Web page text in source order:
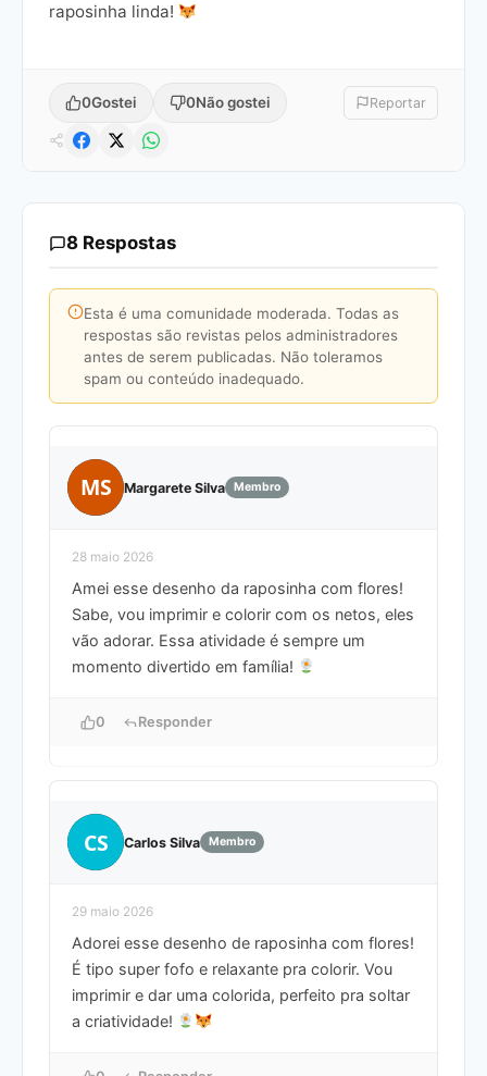
raposinha linda!
0Gostei 0Não gostei Reportar
8 Respostas
Esta é uma comunidade moderada. Todas as
respostas são revistas pelos administradores
antes de serem publicadas. Não toleramos
spam ou conteúdo inadequado.
MS Margarete Silva Membro
28 maio 2026
Amei esse desenho da raposinha com flores!
Sabe, vou imprimir e colorir com os netos, eles
vão adorar. Essa atividade é sempre um
momento divertido em família!
0 Responder
CS Carlos Silva Membro
29 maio 2026
Adorei esse desenho de raposinha com flores!
É tipo super fofo e relaxante pra colorir. Vou
imprimir e dar uma colorida, perfeito pra soltar
a criatividade!